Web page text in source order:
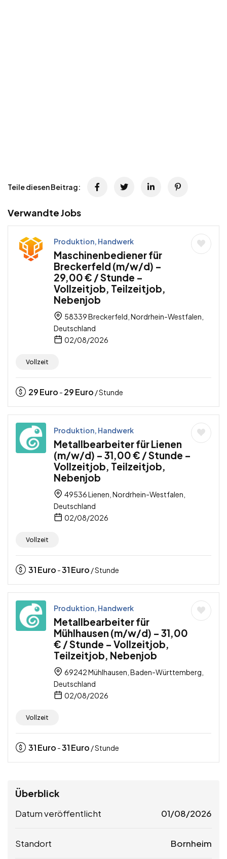
Teile diesen Beitrag:
Verwandte Jobs
Produktion, Handwerk
Maschinenbediener für
Breckerfeld (m/w/d) –
29,00 € / Stunde –
Vollzeitjob, Teilzeitjob,
Nebenjob
58339 Breckerfeld, Nordrhein-Westfalen,
Deutschland
02/08/2026
Vollzeit
29Euro - 29Euro / Stunde
Produktion, Handwerk
Metallbearbeiter für Lienen
(m/w/d) – 31,00 € / Stunde –
Vollzeitjob, Teilzeitjob,
Nebenjob
49536 Lienen, Nordrhein-Westfalen,
Deutschland
02/08/2026
Vollzeit
31Euro -31Euro / Stunde
Produktion, Handwerk
Metallbearbeiter für
Mühlhausen (m/w/d) – 31,00
€ / Stunde – Vollzeitjob,
Teilzeitjob, Nebenjob
69242 Mühlhausen, Baden-Württemberg,
Deutschland
02/08/2026
Vollzeit
31Euro -31Euro / Stunde
Überblick
Datum veröffentlicht 01/08/2026
Standort Bornheim